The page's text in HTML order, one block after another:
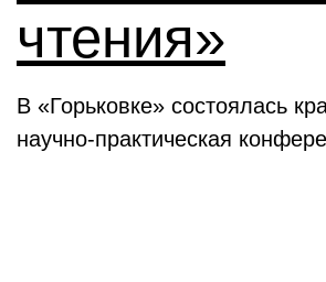
чтения»
В «Горьковке» состоялась
научно-практическая